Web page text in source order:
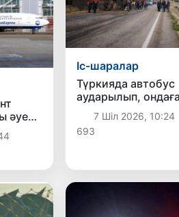
әуе
Іс-шаралар
Түркияда автобус
аударылып,
адам зардап шекті
7 Шіл 2026, 10:24
693